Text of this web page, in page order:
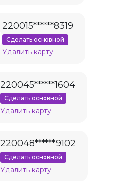
220015******8319
Сделать основной
Удалить карту
220045******1604
Сделать основной
Удалить карту
220048******9102
Сделать основной
Удалить карту